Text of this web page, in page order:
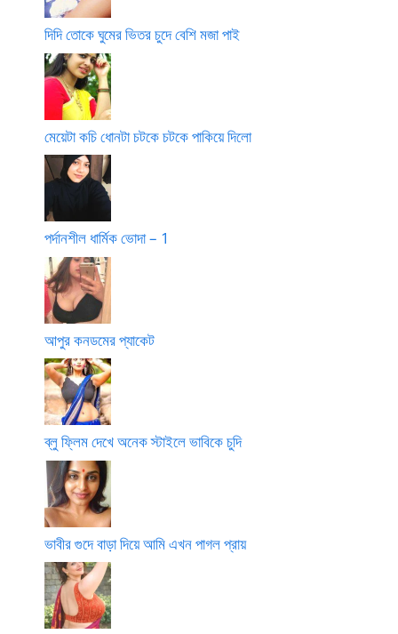
দিদি তোকে ঘুমের ভিতর চুদে বেশি মজা পাই
মেয়েটা কচি ধোনটা চটকে চটকে পাকিয়ে দিলো
পর্দানশীল ধার্মিক ভোদা – 1
আপুর কনডমের প্যাকেট
ব্লু ফ্লিম দেখে অনেক স্টাইলে ভাবিকে চুদি
ভাবীর গুদে বাড়া দিয়ে আমি এখন পাগল প্রায়